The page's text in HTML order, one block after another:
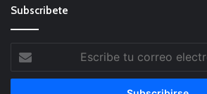
Subscribete
tu
correo